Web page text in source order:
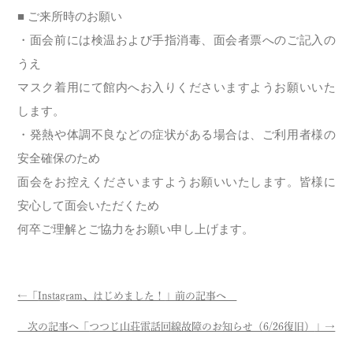
■ ご来所時のお願い
・面会前には検温および手指消毒、面会者票へのご記入の
うえ
マスク着用にて館内へお入りくださいますようお願いいた
します。
・発熱や体調不良などの症状がある場合は、ご利用者様の
安全確保のため
面会をお控えくださいますようお願いいたします。皆様に
安心して面会いただくため
何卒ご理解とご協力をお願い申し上げます。
←「Instagram、はじめました！ 」前の記事へ
次の記事へ「 つつじ山荘電話回線故障のお知らせ（6/26復旧） 」→